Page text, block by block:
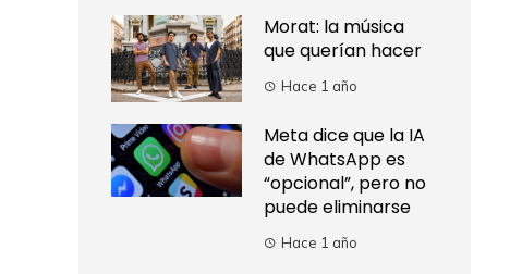
Morat: la música
que querían hacer
Hace 1 año
Meta dice que la IA
de WhatsApp es
“opcional”, pero no
puede eliminarse
Hace 1 año